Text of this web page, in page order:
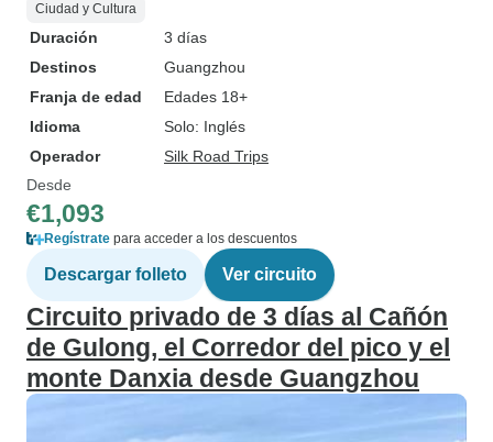
Ciudad y Cultura
Duración
3 días
Destinos
Guangzhou
Franja de edad
Edades 18+
Idioma
Solo: Inglés
Operador
Silk Road Trips
Desde
€1,093
Regístrate para acceder a los descuentos
Descargar folleto Ver circuito
Circuito privado de 3 días al Cañón
de Gulong, el Corredor del pico y el
monte Danxia desde Guangzhou